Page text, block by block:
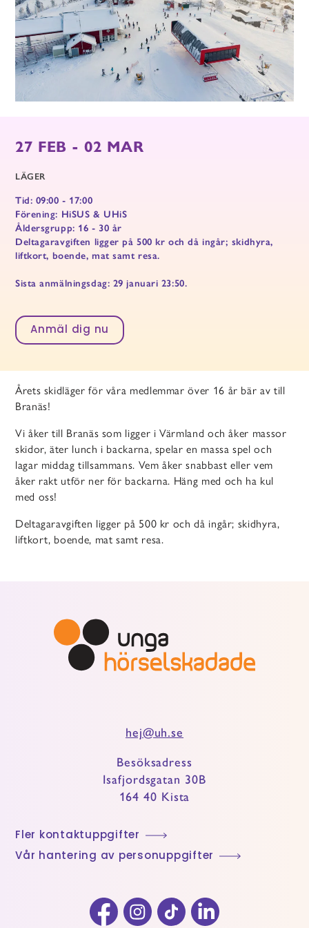
27 FEB - 02 MAR
LÄGER
Tid: 09:00 - 17:00
Förening: HiSUS & UHiS
Åldersgrupp: 16 - 30 år
Deltagaravgiften ligger på 500 kr och då ingår; skidhyra,
liftkort, boende, mat samt resa.
Sista anmälningsdag: 29 januari 23:50.
Anmäl dig nu
Årets skidläger för våra medlemmar över 16 år bär av till
Branäs!
Vi åker till Branäs som ligger i Värmland och åker massor
skidor, äter lunch i backarna, spelar en massa spel och
lagar middag tillsammans. Vem åker snabbast eller vem
åker rakt utför ner för backarna. Häng med och ha kul
med oss!
Deltagaravgiften ligger på 500 kr och då ingår; skidhyra,
liftkort, boende, mat samt resa.
hej@uh.se
Besöksadress
Isafjordsgatan 30B
164 40 Kista
Fler kontaktuppgifter
Vår hantering av personuppgifter
FacebookInstagramTikTok LinkedIn